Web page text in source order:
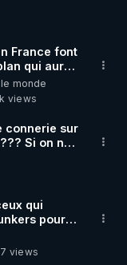
France font
qui aurait
2001
monde
views
connerie sur
Si on ne
c'est un
Ne payez
pour voir
une
ma
sont
la voir
mes
qui
pour
monde
views